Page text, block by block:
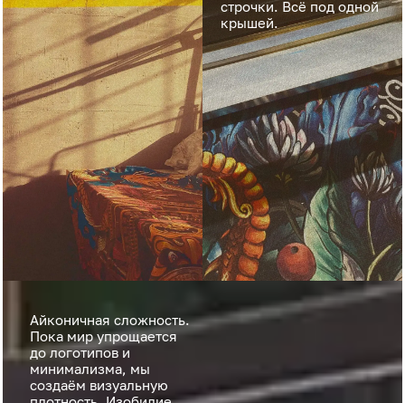
строчки. Всё под одной
крышей.
Айконичная сложность.
Пока мир упрощается
до логотипов и
минимализма, мы
создаём визуальную